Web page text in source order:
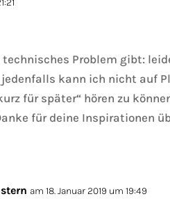
Problem gibt:
kann ich nicht auf
für später“ hören zu
für deine Inspirationen
am 18. Januar 2019 um 19:49